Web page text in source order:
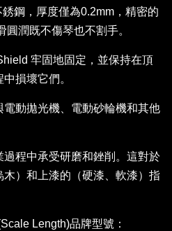
鋼，厚度僅為0.2mm，精密的
潤既不傷琴也不割手。
牢固地固定，並保持在頂
損壞它們。
動拋光機、電動砂輪機和其他
程中承受研磨和銼削。這對於
）和上漆的（硬漆、軟漆）指
Length)品牌型號：